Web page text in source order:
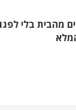
מהבית בלי